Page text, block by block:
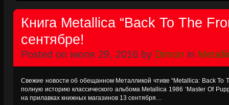
Книга Metallica “Back To The
сентябре!
Posted on июля 29, 2016 by Dimon in
Свежие новости об обещанном Металликой чтиве “Metallica: Back To
полную историю классического альбома Metallica 1986 ‘Master Of
на прилавках книжных магазинов 13 сентября…